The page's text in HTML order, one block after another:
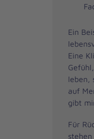
Ein
Eine
leben,
auf
gibt
Für